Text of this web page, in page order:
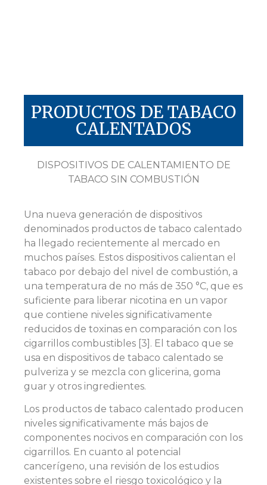
PRODUCTOS DE TABACO
CALENTADOS
DISPOSITIVOS DE CALENTAMIENTO DE
TABACO SIN COMBUSTIÓN
Una nueva generación de dispositivos
denominados productos de tabaco calentado
ha llegado recientemente al mercado en
muchos países. Estos dispositivos calientan el
tabaco por debajo del nivel de combustión, a
una temperatura de no más de 350 °C, que es
suficiente para liberar nicotina en un vapor
que contiene niveles significativamente
reducidos de toxinas en comparación con los
cigarrillos combustibles [3]. El tabaco que se
usa en dispositivos de tabaco calentado se
pulveriza y se mezcla con glicerina, goma
guar y otros ingredientes.
Los productos de tabaco calentado producen
niveles significativamente más bajos de
componentes nocivos en comparación con los
cigarrillos. En cuanto al potencial
cancerígeno, una revisión de los estudios
existentes sobre el riesgo toxicológico y la